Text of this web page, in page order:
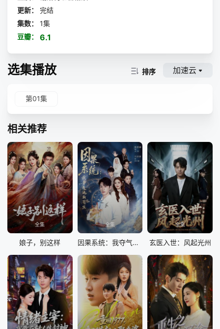
更新：
完结
集数：
1集
豆瓣：
6.1
选集播放 排序 加速云
第01集
相关推荐
全集
娘子，别这样
全集
因果系统：我夺气运救苍生
全集
玄医入世：风起光州